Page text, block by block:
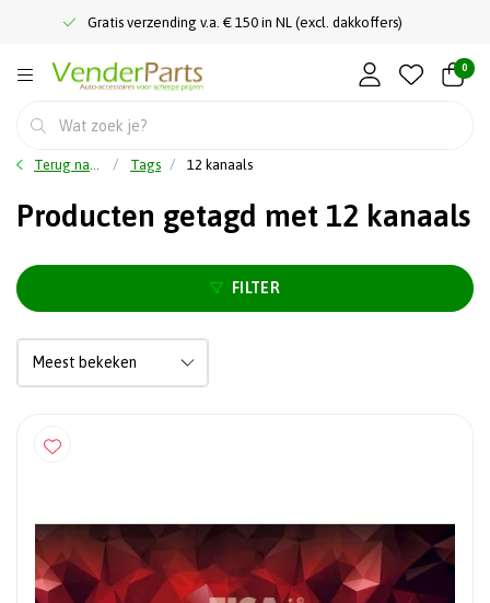
Gratis verzending v.a. € 150 in NL (excl. dakkoffers)
0
Terug naar home Tags 12 kanaals
Producten getagd met 12 kanaals
FILTER